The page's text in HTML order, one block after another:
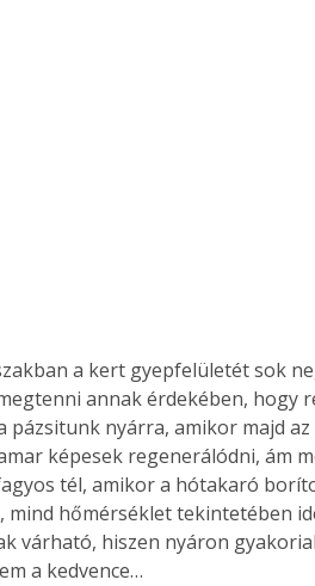
a kert gyepfelületét sok
annak érdekében, hogy
pázsitunk nyárra, amikor majd
képesek regenerálódni, ám
tél, amikor a hótakaró
mind hőmérséklet tekintetében
várható, hiszen nyáron
a kedvence…